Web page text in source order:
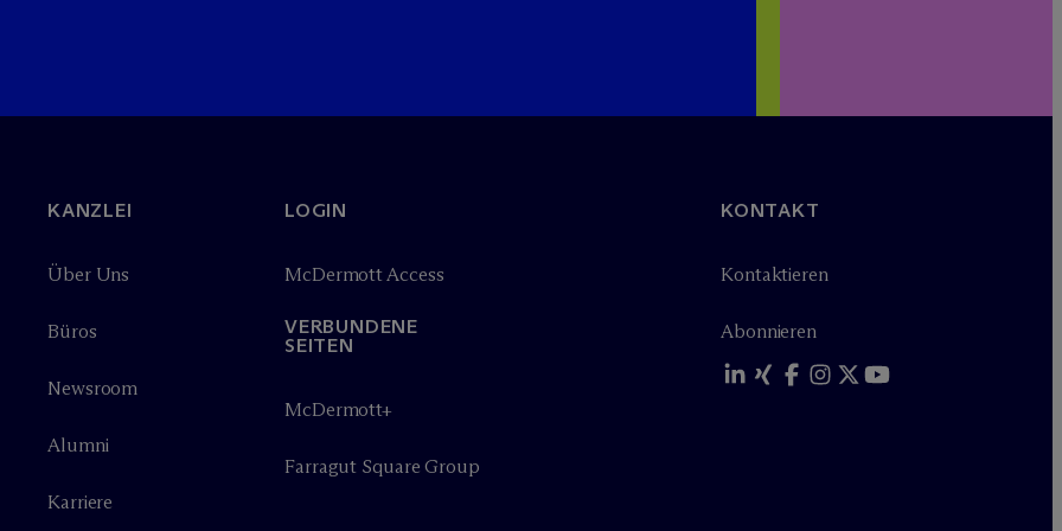
KANZLEI
Über Uns
Büros
Newsroom
Alumni
Karriere
LOGIN
McDermott Access
VERBUNDENE
SEITEN
McDermott+
Farragut Square Group
KONTAKT
Kontaktieren
Abonnieren